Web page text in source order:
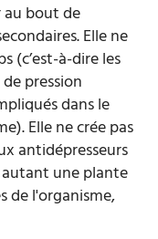
au bout de
Elle ne
(c’est-à-dire les
pression
dans le
Elle ne crée pas
antidépresseurs
une plante
de l'organisme,